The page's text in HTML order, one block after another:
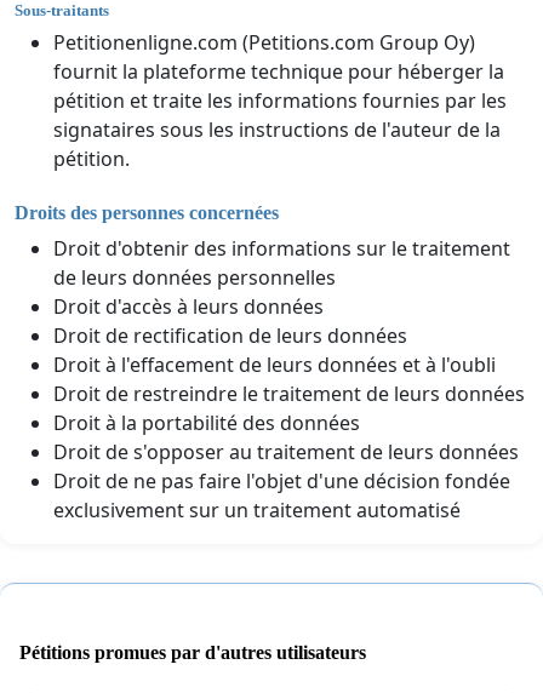
Sous-traitants
Petitionenligne.com (Petitions.com Group Oy)
fournit la plateforme technique pour héberger la
pétition et traite les informations fournies par les
signataires sous les instructions de l'auteur de la
pétition.
Droits des personnes concernées
Droit d'obtenir des informations sur le traitement
de leurs données personnelles
Droit d'accès à leurs données
Droit de rectification de leurs données
Droit à l'effacement de leurs données et à l'oubli
Droit de restreindre le traitement de leurs données
Droit à la portabilité des données
Droit de s'opposer au traitement de leurs données
Droit de ne pas faire l'objet d'une décision fondée
exclusivement sur un traitement automatisé
Pétitions promues par d'autres utilisateurs